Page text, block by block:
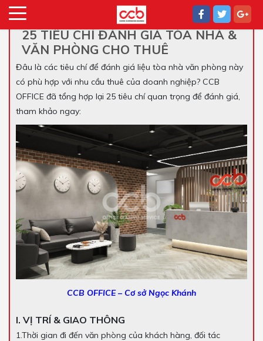
25 TIÊU CHÍ ĐÁNH GIÁ TÒA NHÀ &
VĂN PHÒNG CHO THUÊ
Đâu là các tiêu chí để đánh giá liệu tòa nhà văn phòng này
có phù hợp với nhu cầu thuê của doanh nghiệp? CCB
OFFICE đã tổng hợp lại 25 tiêu chí quan trọng để đánh giá,
tham khảo ngay:
CCB OFFICE – Cơ sở Ngọc Khánh
I. VỊ TRÍ & GIAO THÔNG
1.Thời gian đi đến văn phòng của khách hàng, đối tác